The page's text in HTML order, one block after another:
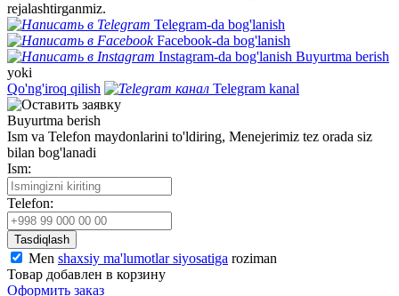
rejalashtirganmiz.
Telegram-da bog'lanish
Facebook-da bog'lanish
Instagram-da bog'lanish Buyurtma berish
yoki
Qo'ng'iroq qilish
Telegram kanal
Buyurtma berish
Ism va Telefon maydonlarini to'ldiring, Menejerimiz tez orada siz
bilan bog'lanadi
Ism:
Telefon:
Tasdiqlash
Men shaxsiy ma'lumotlar siyosatiga roziman
Товар добавлен в корзину
Оформить заказ